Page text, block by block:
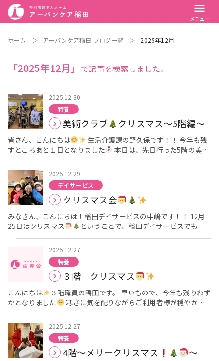
menu
メニュー
ホーム ＞ アーバンケア稲田 ブログ一覧 ＞ 2025年12月
「2025年12月」 で記事を検索しました。
2025.12.30
特養
美術クラブ クリスマス〜5階編〜
皆さん、こんにちは
生活介護課の野久保です！！ 今年も残
すところあと１日となりました
本日は、先日行った5階の美術
クラブとクリスマスの様子をお伝えします
美術クラブで
は、 クリスマスにちなんだ作品作りを行いました！ クリスマス
ツリーの切り絵に シールでデコレーションし、大きな色画用紙に
貼り付けていきました
「ここに、こうして貼ったらどうか
な？」 「こうしたらいい感じちゃう？」と 皆様で工夫しながら
行ってくださり とても可愛いクリスマスの作品が完成しました
クリスマス当日は、クリスマスケーキ
を食され クリスマス
の被り物を使って写真撮影を楽しまれました
しいクリスマスを過ごされました
来年も御利用者の皆様と
笑顔で楽しい行事を沢山行い、元気に過ごせますように（＾ω
＾）
最後になりましたが 皆さん、今年一年ありがとうござい
ました
また来年も御利用者様の日々の様子や行事の様子を お
伝えしていきたいと思います
よろしくお願いします！！ 良い
2025.12.29
デイサービス
クリスマス会
みなさん、こんにちは！稲田デイサービスの中嶋です！！ 12月
25日はクリスマス
ということで、稲田デイサービスでもク
リスマス会を行いました
はじめに、ビンゴ大会を行いビン
ゴになった上位の方数名にはささやかなプレゼント
せて頂きました
みなさん、後半になってくるにつれて「リー
チ！！」「ビンゴ！！」と大きな声が飛びかっていました
して、おやつにはケーキ
が出ました！！ ケーキバイキング仕
様で6種類のケーキの中からご利用者様にお好きなケーキを選ん
で頂き、紅茶と一緒に召し上がって頂きました
上がって頂いたあとはみなさんお待ちかね毎年恒例の「こまどり
姉妹」の登場です
仲良く2人で登場
今年は追加メンバーも！
つぎに、職員でハンドベル
「ジングルベル」と「きよしこの夜」の2曲を演奏させて頂きま
した！！ 「感動した〜
者様のみなさんに喜んで頂けて良かったです！！最後にはアンコ
2025.12.27
特養
３階 クリスマス
こんにちは
３階職員の鴨田です。 早いもので、今年も残りわず
かとなりました
寒さに気を配りながらご利用者様が穏やかに
過ごしていただけるよう日々過ごしております
１２月といえ
ばクリスマスですね
イトを壁にかけてイルミネーションを楽しんで頂きました★ こん
な感じで飾りました
リスマスやね！」「クリスマスやからプレゼント交換して早く家
2025.12.27
特養
4階〜メリークリスマス 〜